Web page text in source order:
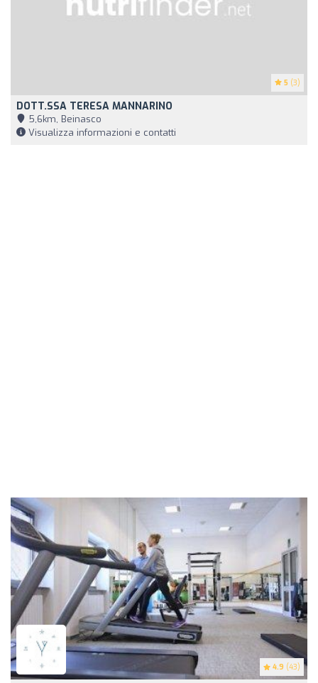
5 (3)
DOTT.SSA TERESA MANNARINO
5,6km, Beinasco
Visualizza informazioni e contatti
4.9 (43)